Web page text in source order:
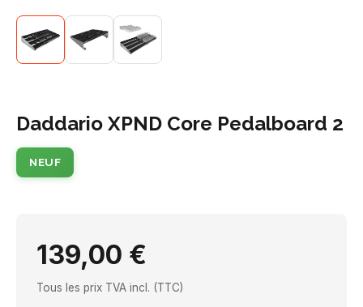
Daddario XPND Core Pedalboard 2
NEUF
139,00 €
Tous les prix TVA incl. (TTC)